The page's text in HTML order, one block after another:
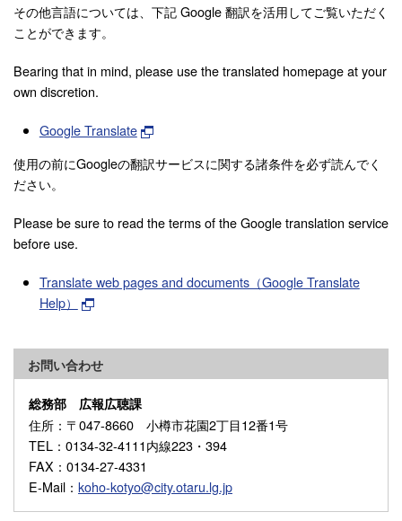
その他言語については、下記 Google 翻訳を活用してご覧いただく
ことができます。
Bearing that in mind, please use the translated homepage at your
own discretion.
Google Translate
使用の前にGoogleの翻訳サービスに関する諸条件を必ず読んでく
ださい。
Please be sure to read the terms of the Google translation service
before use.
Translate web pages and documents（Google Translate
Help）
お問い合わせ
総務部 広報広聴課
住所 ：〒047-8660 小樽市花園2丁目12番1号
TEL ：0134-32-4111内線223・394
FAX ：0134-27-4331
E-Mail ： koho-kotyo@city.otaru.lg.jp